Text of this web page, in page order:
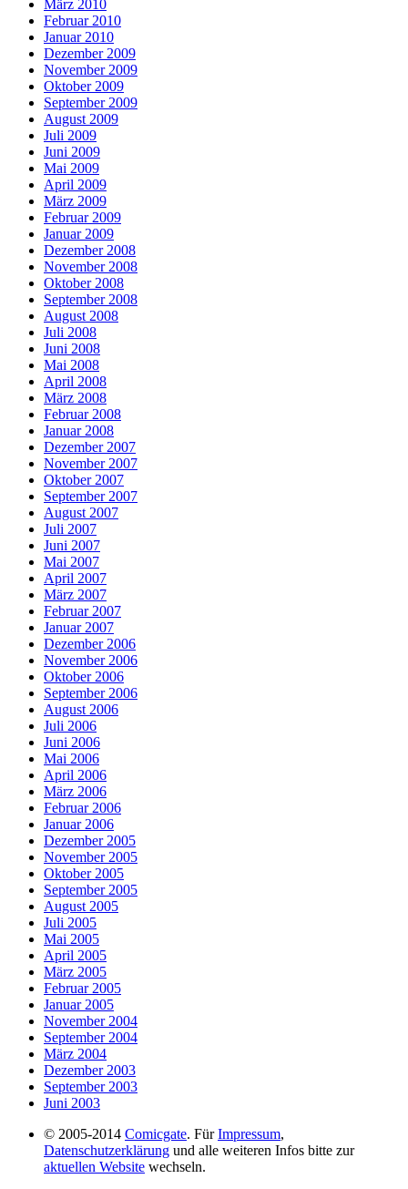
März 2010
Februar 2010
Januar 2010
Dezember 2009
November 2009
Oktober 2009
September 2009
August 2009
Juli 2009
Juni 2009
Mai 2009
April 2009
März 2009
Februar 2009
Januar 2009
Dezember 2008
November 2008
Oktober 2008
September 2008
August 2008
Juli 2008
Juni 2008
Mai 2008
April 2008
März 2008
Februar 2008
Januar 2008
Dezember 2007
November 2007
Oktober 2007
September 2007
August 2007
Juli 2007
Juni 2007
Mai 2007
April 2007
März 2007
Februar 2007
Januar 2007
Dezember 2006
November 2006
Oktober 2006
September 2006
August 2006
Juli 2006
Juni 2006
Mai 2006
April 2006
März 2006
Februar 2006
Januar 2006
Dezember 2005
November 2005
Oktober 2005
September 2005
August 2005
Juli 2005
Mai 2005
April 2005
März 2005
Februar 2005
Januar 2005
November 2004
September 2004
März 2004
Dezember 2003
September 2003
Juni 2003
© 2005-2014 Comicgate. FürImpressum,
Datenschutzerklärung und alle weiteren Infos bitte zur
aktuellen Website wechseln.